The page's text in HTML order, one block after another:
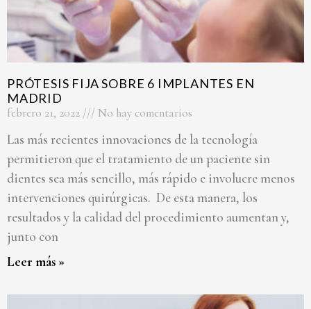
PRÓTESIS FIJA SOBRE 6 IMPLANTES EN
MADRID
febrero 21, 2022 No hay comentarios
Las más recientes innovaciones de la tecnología
permitieron que el tratamiento de un paciente sin
dientes sea más sencillo, más rápido e involucre menos
intervenciones quirúrgicas. De esta manera, los
resultados y la calidad del procedimiento aumentan y,
junto con
Leer más »